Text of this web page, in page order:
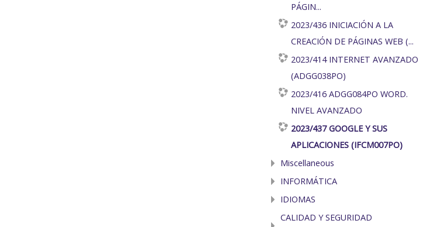
PÁGIN...
2023/436 INICIACIÓN A LA
CREACIÓN DE PÁGINAS WEB (...
2023/414 INTERNET AVANZADO
(ADGG038PO)
2023/416 ADGG084PO WORD.
NIVEL AVANZADO
2023/437 GOOGLE Y SUS
APLICACIONES (IFCM007PO)
Miscellaneous
INFORMÁTICA
IDIOMAS
CALIDAD Y SEGURIDAD